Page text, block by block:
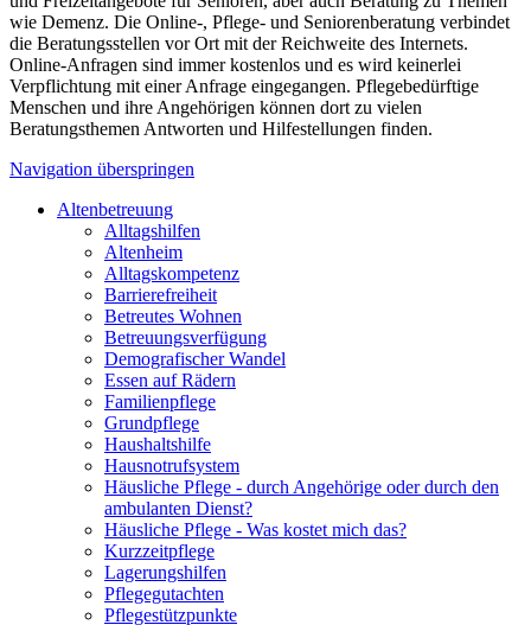
wie Demenz. Die Online-, Pflege- und Seniorenberatung verbindet
die Beratungsstellen vor Ort mit der Reichweite des Internets.
Online-Anfragen sind immer kostenlos und es wird keinerlei
Verpflichtung mit einer Anfrage eingegangen. Pflegebedürftige
Menschen und ihre Angehörigen können dort zu vielen
Beratungsthemen Antworten und Hilfestellungen finden.
Navigation überspringen
Altenbetreuung
Alltagshilfen
Altenheim
Alltagskompetenz
Barrierefreiheit
Betreutes Wohnen
Betreuungsverfügung
Demografischer Wandel
Essen auf Rädern
Familienpflege
Grundpflege
Haushaltshilfe
Hausnotrufsystem
Häusliche Pflege - durch Angehörige oder durch den
ambulanten Dienst?
Häusliche Pflege - Was kostet mich das?
Kurzzeitpflege
Lagerungshilfen
Pflegegutachten
Pflegestützpunkte